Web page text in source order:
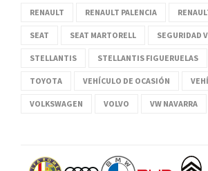
RENAULT RENAULT PALENCIA
SEAT SEAT MARTORELL SEGURIDAD
STELLANTIS STELLANTIS FIGUERUELAS
TOYOTA VEHÍCULO DE OCASIÓN
VOLKSWAGEN VOLVO VW NAVARRA